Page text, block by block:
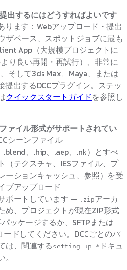
出するにはどうすればよいです
ります：Webアップロード・提出
ザベース、スポットジョブに最も
App（大規模プロジェクトに
り良い再開・再試行）、非常に
そして3ds Max、Maya、または
提出するDCCプラグイン。ステッ
クイックスタートガイドを参照し
ァイル形式がサポートされてい
シーンファイル
.blend、.hip、.aep、.nk）とすべ
（テクスチャ、IESファイル、プ
ーションキャッシュ、参照）を受
ブアップロード
ポートしています — .zipアーカ
め、プロジェクトが現在ZIP形式
ッケージするか、SFTPまたは
ドしてください。DCCごとのパ
は、関連するsetting-up-* ドキュ